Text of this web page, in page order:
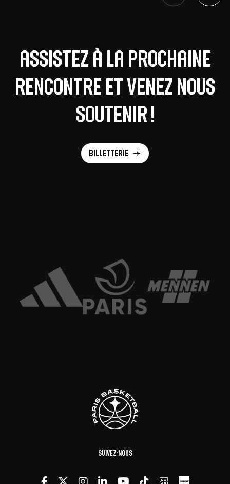
Assistez à la prochaine
rencontre et venez nous
soutenir !
Billetterie
Suivez-nous